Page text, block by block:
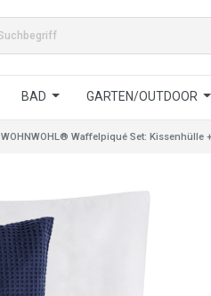
BAD GARTEN/OUTDOOR
WOHNWOHL® Waffelpiqué Set: Kissenhülle